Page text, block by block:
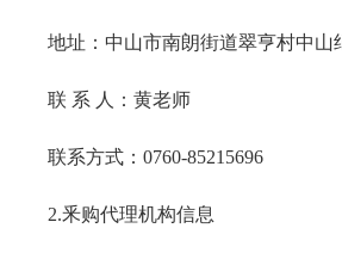
地址：中山市南朗街道翠亨村中山
联 系 人：黄老师
联系方式： 0760-85215696
2.釆购代理机构信息